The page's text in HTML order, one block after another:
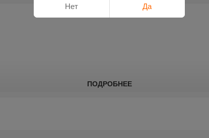
ПОДРОБНЕЕ
Нет Да